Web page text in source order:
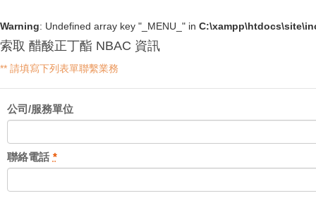
Warning: Undefined array key "_MENU_" in
索取 醋酸正丁酯 NBAC 資訊
** 請填寫下列表單聯繫業務
公司/服務單位
聯絡電話 *